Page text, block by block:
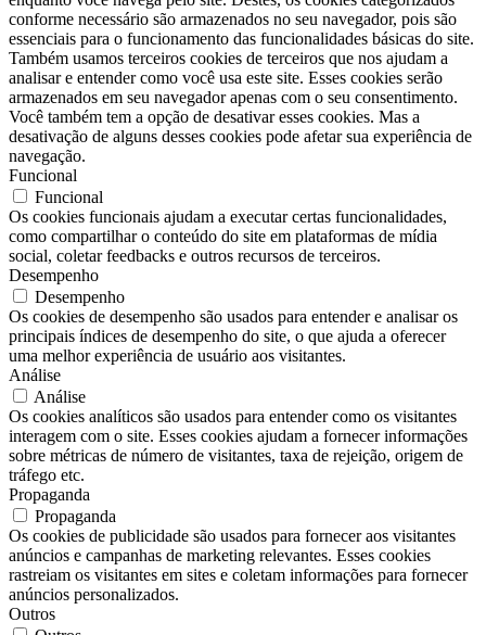
conforme necessário são armazenados no seu navegador, pois são
essenciais para o funcionamento das funcionalidades básicas do site.
Também usamos terceiros cookies de terceiros que nos ajudam a
analisar e entender como você usa este site. Esses cookies serão
armazenados em seu navegador apenas com o seu consentimento.
Você também tem a opção de desativar esses cookies. Mas a
desativação de alguns desses cookies pode afetar sua experiência de
navegação.
Funcional
Funcional
Os cookies funcionais ajudam a executar certas funcionalidades,
como compartilhar o conteúdo do site em plataformas de mídia
social, coletar feedbacks e outros recursos de terceiros.
Desempenho
Desempenho
Os cookies de desempenho são usados ​​para entender e analisar os
principais índices de desempenho do site, o que ajuda a oferecer
uma melhor experiência de usuário aos visitantes.
Análise
Análise
Os cookies analíticos são usados ​​para entender como os visitantes
interagem com o site. Esses cookies ajudam a fornecer informações
sobre métricas de número de visitantes, taxa de rejeição, origem de
tráfego etc.
Propaganda
Propaganda
Os cookies de publicidade são usados ​​para fornecer aos visitantes
anúncios e campanhas de marketing relevantes. Esses cookies
rastreiam os visitantes em sites e coletam informações para fornecer
anúncios personalizados.
Outros